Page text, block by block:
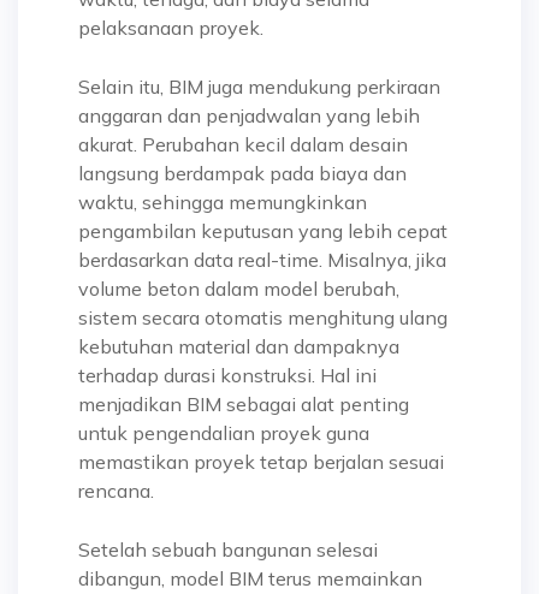
pelaksanaan proyek.
Selain itu, BIM juga mendukung perkiraan
anggaran dan penjadwalan yang lebih
akurat. Perubahan kecil dalam desain
langsung berdampak pada biaya dan
waktu, sehingga memungkinkan
pengambilan keputusan yang lebih cepat
berdasarkan data real-time. Misalnya, jika
volume beton dalam model berubah,
sistem secara otomatis menghitung ulang
kebutuhan material dan dampaknya
terhadap durasi konstruksi. Hal ini
menjadikan BIM sebagai alat penting
untuk pengendalian proyek guna
memastikan proyek tetap berjalan sesuai
rencana.
Setelah sebuah bangunan selesai
dibangun, model BIM terus memainkan